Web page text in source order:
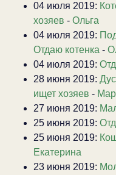
04 июля 2019:
хозяев - Ольга
04 июля 2019:
Отдаю котенка -
04 июля 2019:
28 июня 2019:
ищет хозяев -
27 июня 2019:
25 июня 2019:
25 июня 2019:
Екатерина
23 июня 2019: